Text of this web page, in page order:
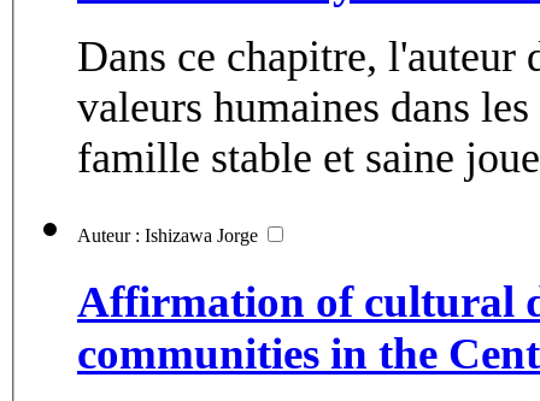
Dans ce chapitre, l'auteur
valeurs humaines dans
famille stable et saine
Auteur : Ishizawa Jorge
Affirmation of cultural
communities in the